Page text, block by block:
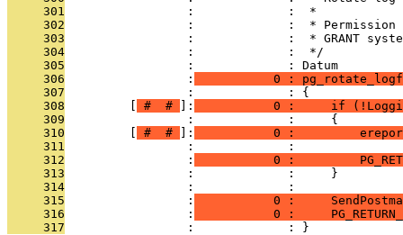
     301
                 :             :  *
     302
:             :  *
     303
:             :  * GRANT
     304
                 :             :  */
     305
                 :             : Datum
     306
                 :
0 :
     307
                 :             : {
     308
# # ]:
0 :     if
     309
                 :             :     {
     310
# # ]:
0 :
     311
:             :
     312
                 :
0 :
     313
                 :             :     }
     314
                 :             :
     315
                 :
0 :
     316
                 :
0 :
     317
                 :             : }